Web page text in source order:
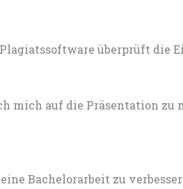
überprüft die
mich auf die Präsentation zu
Bachelorarbeit zu